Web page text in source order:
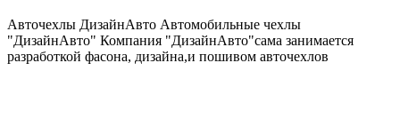
Авточехлы ДизайнАвто Автомобильные чехлы
"ДизайнАвто" Компания "ДизайнАвто"сама занимается
разработкой фасона, дизайна,и пошивом авточехлов